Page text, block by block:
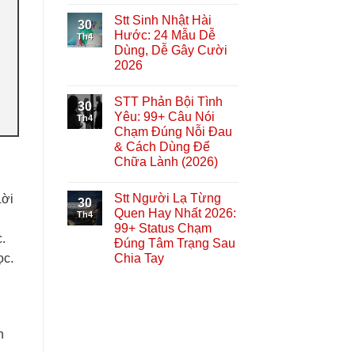
30
Th4
Stt Sinh Nhật Hài
Hước: 24 Mẫu Dễ
Dùng, Dễ Gây Cười
2026
30
Th4
STT Phản Bội Tình
Yêu: 99+ Câu Nói
Chạm Đúng Nỗi Đau
& Cách Dùng Để
Chữa Lành (2026)
30
Th4
Stt Người Lạ Từng
Quen Hay Nhất 2026:
99+ Status Chạm
Đúng Tâm Trạng Sau
Chia Tay